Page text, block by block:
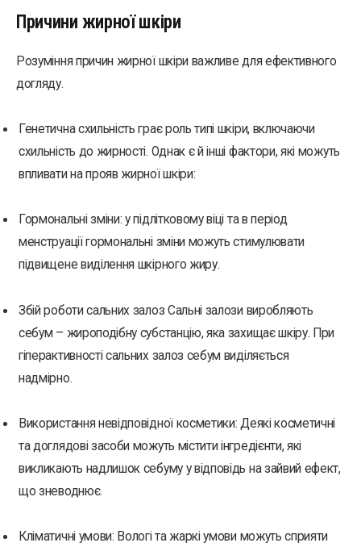
Причини жирної шкіри
Розуміння причин жирної шкіри важливе для ефективного
догляду.
Генетична схильність грає роль типі шкіри, включаючи
схильність до жирності. Однак є й інші фактори, які можуть
впливати на прояв жирної шкіри:
Гормональні зміни: у підлітковому віці та в період
менструації гормональні зміни можуть стимулювати
підвищене виділення шкірного жиру.
Збій роботи сальних залоз Сальні залози виробляють
себум – жироподібну субстанцію, яка захищає шкіру. При
гіперактивності сальних залоз себум виділяється
надмірно.
Використання невідповідної косметики: Деякі косметичні
та доглядові засоби можуть містити інгредієнти, які
викликають надлишок себуму у відповідь на зайвий ефект,
що зневоднює.
Кліматичні умови: Вологі та жаркі умови можуть сприяти